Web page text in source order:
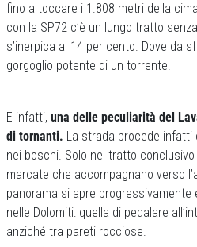
fino a toccare i 1.808 metri della
con la SP72 c’è un lungo tratto
s’inerpica al 14 per cento. Dove da
gorgoglio potente di un torrente.
E infatti, una delle peculiarità del
di tornanti. La strada procede infatti
nei boschi. Solo nel tratto
marcate che accompagnano verso
panorama si apre progressivamente
nelle Dolomiti: quella di pedalare
anziché tra pareti rocciose.